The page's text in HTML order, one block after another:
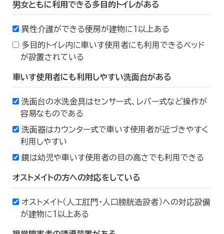
男女ともに利用できる多目的トイレがある
異性介護ができる便房が建物に１以上ある
多目的トイレ内に車いす使用者にも利用できるベッド
が設置されている
車いす使用者にも利用しやすい洗面台がある
洗面台の水洗金具はセンサー式、レバー式など操作が
容易なものである
洗面器はカウンター式で車いす使用者が近づきやすく
利用しやすい
鏡は幼児や車いす使用者の目の高さでも利用できる
オストメイトの方への対応をしている
オストメイト（人工肛門・人口膀胱造設者）への対応設備
が建物に１以上ある